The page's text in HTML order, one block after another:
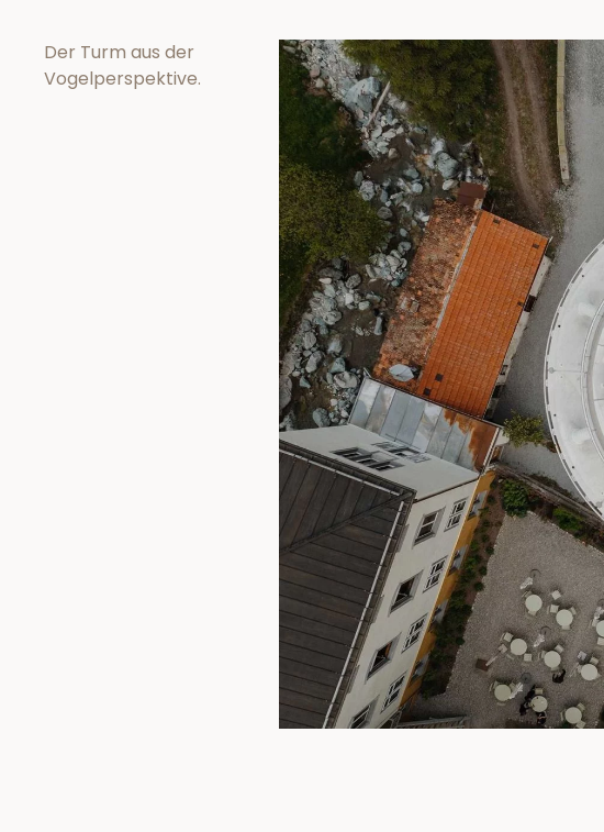
Der Turm aus der
Vogelperspektive.